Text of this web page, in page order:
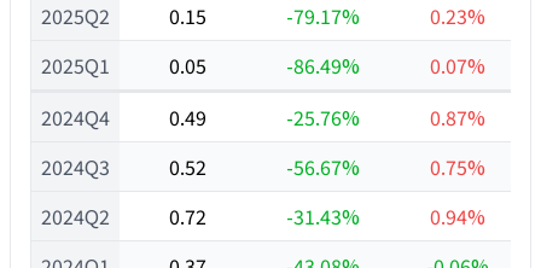
2025Q2
2025Q1
2024Q4
2024Q3
2024Q2
0.15
-79.17%
0.23%
0.05
-86.49%
0.07%
0.49
-25.76%
0.87%
0.52
-56.67%
0.75%
0.72
-31.43%
0.94%